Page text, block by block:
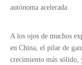
autónoma acelerada.
A los ojos de muchos
en China, el pilar de
crecimiento más sólido,